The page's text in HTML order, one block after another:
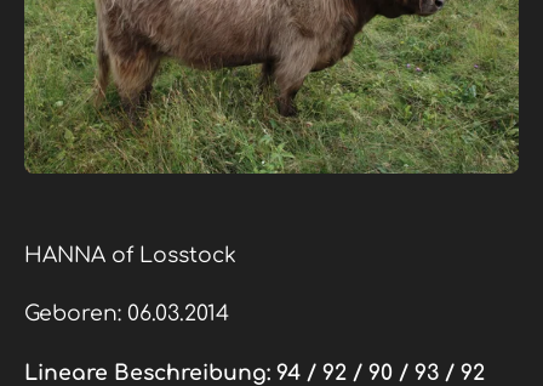
HANNA of Losstock
Geboren: 06.03.2014
Lineare Beschreibung: 94 / 92 / 90 / 93 / 92